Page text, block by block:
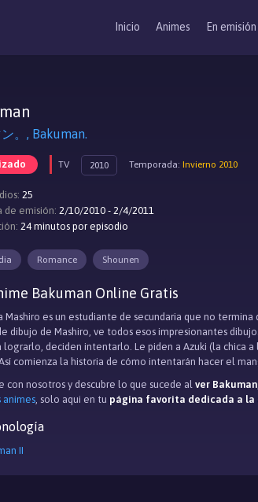
Inicio Animes En emisión
。, Bakuman.
TV 2010 Temporada: Invierno 2010
25
de emisión: 2/10/2010 - 2/4/2011
24 minutos por episodio
Romance Shounen
Bakuman Online Gratis
Mashiro es un estudiante de secundaria que no
dibujo de Mashiro, ve todos esos impresionantes
deciden intentarlo. Le piden a Azuki (la chica
comienza la historia de cómo intentarán hacer el
con nosotros y descubre lo que sucede al ver Bakuman
animes, solo aqui en tu página favorita dedicada a la
II